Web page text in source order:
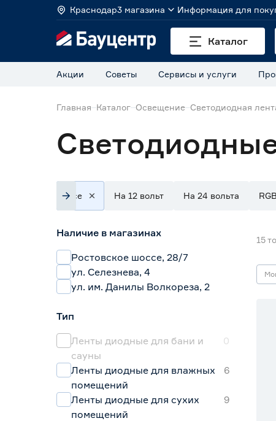
Краснодар3 магазина Информация для
Каталог
Акции Советы Сервисы и услуги
Главная Каталог Освещение Светодиодная
Все На 12 вольт На 24 вольта RGB
Наличие в магазинах
Ростовское шоссе, 28/7
ул. Селезнева, 4
ул. им. Данилы Волкореза, 2
Тип
Ленты диодные для бани и
сауны
0
Ленты диодные для влажных
помещений
6
Ленты диодные для сухих
помещений
9
15